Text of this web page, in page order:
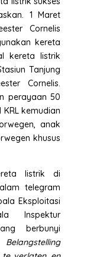
1 Maret
Cornelis
kereta
kereta listrik
Tanjung
Cornelis.
perayaan 50
kemudian
anak
khusus
listrik di
telegram
Eksploitasi
Inspektur
berbunyi